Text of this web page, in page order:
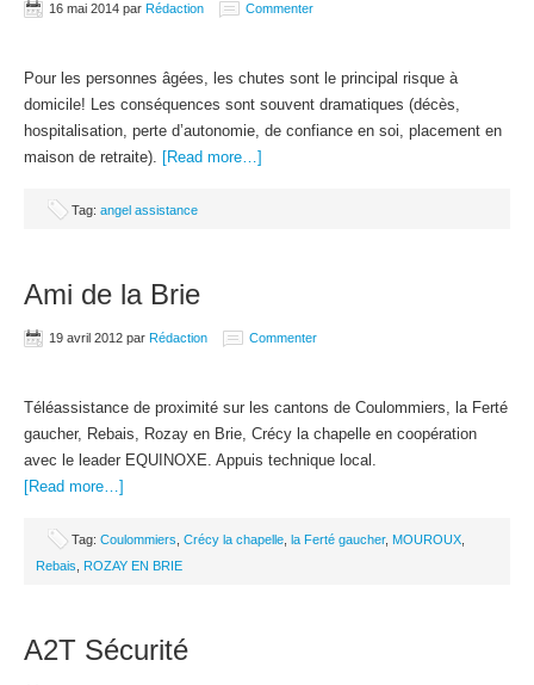
16 mai 2014 par Rédaction Commenter
Pour les personnes âgées, les chutes sont le principal risque à
domicile! Les conséquences sont souvent dramatiques (décès,
hospitalisation, perte d’autonomie, de confiance en soi, placement en
maison de retraite). [Read more…]
Tag: angel assistance
Ami de la Brie
19 avril 2012 par Rédaction Commenter
Téléassistance de proximité sur les cantons de Coulommiers, la Ferté
gaucher, Rebais, Rozay en Brie, Crécy la chapelle en coopération
avec le leader EQUINOXE. Appuis technique local.
[Read more…]
Tag: Coulommiers, Crécy la chapelle, la Ferté gaucher, MOUROUX,
Rebais, ROZAY EN BRIE
A2T Sécurité